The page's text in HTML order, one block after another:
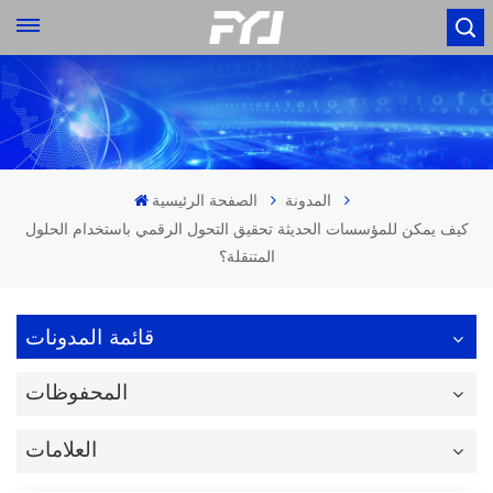
الصفحة الرئيسية
المدونة
كيف يمكن للمؤسسات الحديثة تحقيق التحول الرقمي باستخدام الحلول
المتنقلة؟
قائمة المدونات
المحفوظات
العلامات